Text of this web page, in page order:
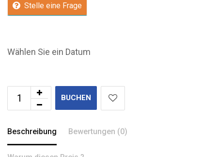
Stelle eine Frage
Wählen Sie ein Datum
BUCHEN
Beschreibung Bewertungen (0)